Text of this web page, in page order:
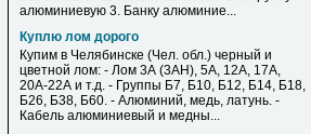
алюминиевую 3. Банку алюминие...
Куплю лом дорого
Купим в Челябинске (Чел. обл.) черный и
цветной лом: - Лом 3А (3АН), 5А, 12А, 17А,
20А-22А и т.д. - Группы Б7, Б10, Б12, Б14, Б18,
Б26, Б38, Б60. - Алюминий, медь, латунь. -
Кабель алюминиевый и медны...